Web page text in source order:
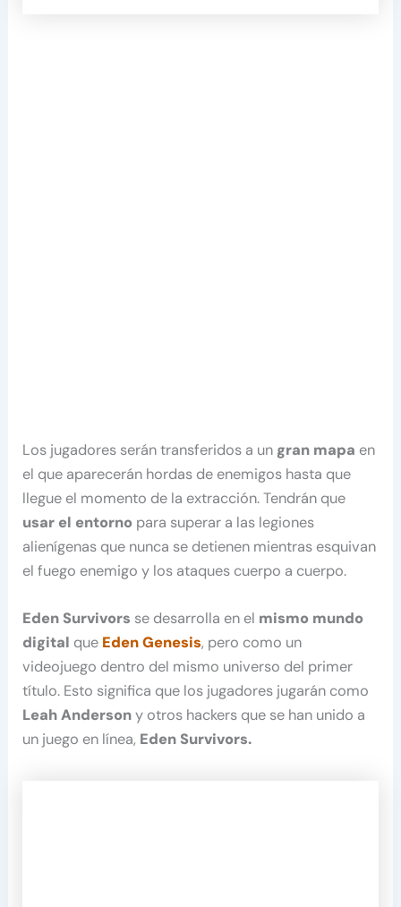
Los jugadores serán transferidos a un gran mapa en
el que aparecerán hordas de enemigos hasta que
llegue el momento de la extracción. Tendrán que
usar el entorno para superar a las legiones
alienígenas que nunca se detienen mientras esquivan
el fuego enemigo y los ataques cuerpo a cuerpo.
Eden Survivors se desarrolla en el mismo mundo
digital que Eden Genesis, pero como un
videojuego dentro del mismo universo del primer
título. Esto significa que los jugadores jugarán como
Leah Andersony otros hackers que se han unido a
un juego en línea, Eden Survivors.